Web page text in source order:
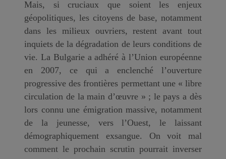
Mais, si cruciaux que soient les enjeux
géopolitiques, les citoyens de base, notamment
dans les milieux ouvriers, restent avant tout
inquiets de la dégradation de leurs conditions de
vie. La Bulgarie a adhéré à l’Union européenne
en 2007, ce qui a enclenché l’ouverture
progressive des frontières permettant une « libre
circulation de la main d’œuvre » ; le pays a dès
lors connu une émigration massive, notamment
de la jeunesse, vers l’Ouest, le laissant
démographiquement exsangue. On voit mal
comment le prochain scrutin pourrait inverser